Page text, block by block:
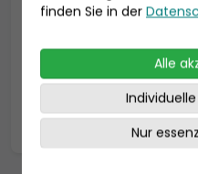
* = Pflichtfelder
finden Sie in der
Alle
Nur